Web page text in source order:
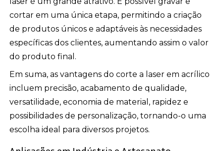
cortar em uma única etapa, permitindo a criação
de produtos únicos e adaptáveis às necessidades
específicas dos clientes, aumentando assim o valor
do produto final.
Em suma, as vantagens do corte a laser em acrílico
incluem precisão, acabamento de qualidade,
versatilidade, economia de material, rapidez e
possibilidades de personalização, tornando-o uma
escolha ideal para diversos projetos.